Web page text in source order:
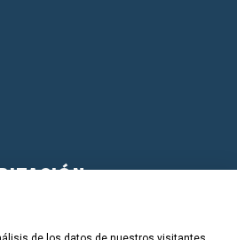
le ofrecemos la opción de reservar
hasta modernos apartamentos de